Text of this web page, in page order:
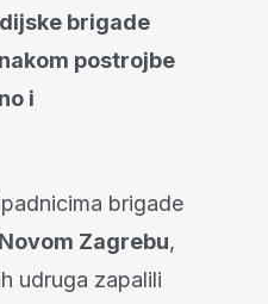
brigade
postrojbe
i
brigade
Novom Zagrebu,
udruga zapalili